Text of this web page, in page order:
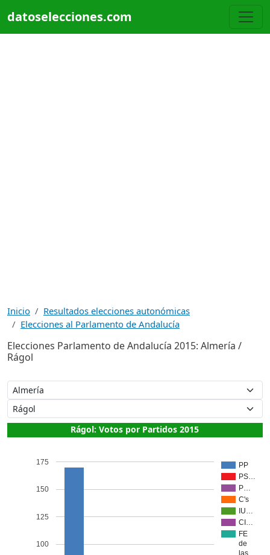
datoselecciones.com
Inicio
Resultados elecciones autonómicas
Elecciones al Parlamento de Andalucía
Elecciones Parlamento de Andalucía 2015: Almería /
Rágol
Rágol: Votos por Partidos 2015
PP
PS…
P…
C's
IU…
CI…
FE
de
las
100
125
150
175